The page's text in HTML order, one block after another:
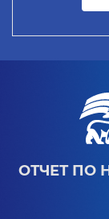
ОТЧЕТ ПО